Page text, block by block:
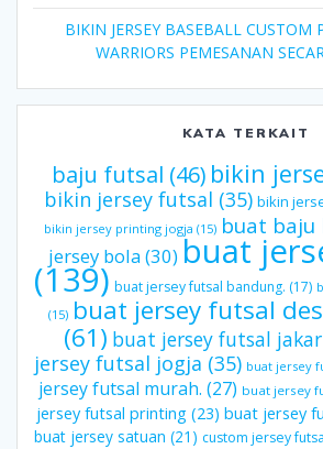
BIKIN JERSEY BASEBALL CUSTOM
WARRIORS PEMESANAN
KATA TERKAIT
baju futsal (46) bikin
bikin jersey futsal (35) bikin
bikin jersey printing jogja (15) buat baju
jersey bola(30)buat
(139) buat jersey futsal bandung. (17)
(15) buat jersey futsal
(61) buat jersey futsal
jersey futsal jogja (35) buat jersey
jersey futsal murah. (27) buat jersey
jersey futsal printing (23) buat jersey
buat jersey satuan (21) custom jersey